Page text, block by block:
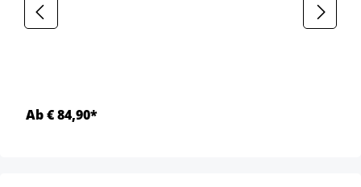
Ab € 84,90*